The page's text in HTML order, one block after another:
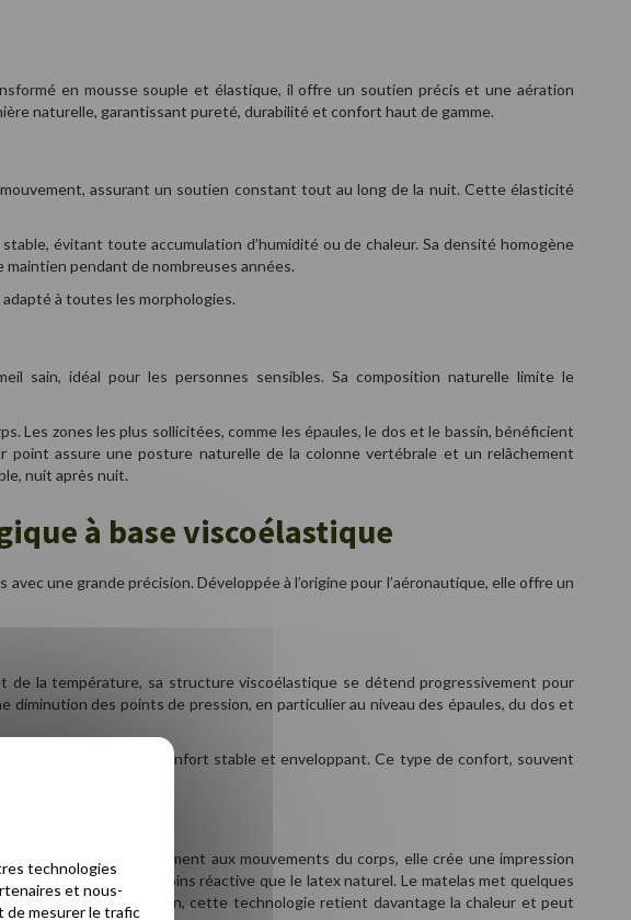
en mousse souple et élastique, il offre un soutien précis et une aération
naturelle, garantissant pureté, durabilité et confort haut de gamme.
assurant un soutien constant tout au long de la nuit. Cette élasticité
évitant toute accumulation d’humidité ou de chaleur. Sa densité homogène
pendant de nombreuses années.
à toutes les morphologies.
sain, idéal pour les personnes sensibles. Sa composition naturelle limite le
Les zones les plus sollicitées, comme les épaules, le dos et le bassin, bénéficient
point assure une posture naturelle de la colonne vertébrale et un relâchement
nuit après nuit.
à base viscoélastique
une grande précision. Développée à l’origine pour l’aéronautique, elle offre un
de la température, sa structure viscoélastique se détend progressivement pour
des points de pression, en particulier au niveau des épaules, du dos et
une sensation de confort stable et enveloppant. Ce type de confort, souvent
En réagissant lentement aux mouvements du corps, elle crée une impression
cependant, la rend moins réactive que le latex naturel. Le matelas met quelques
un excellent soutien, cette technologie retient davantage la chaleur et peut
technologies
et nous-
de mesurer le trafic